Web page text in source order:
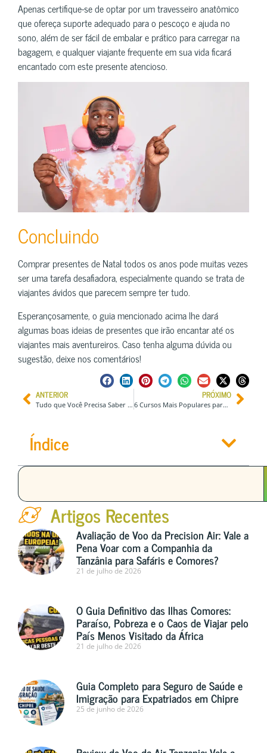
Apenas certifique-se de optar por um travesseiro anatômico
que ofereça suporte adequado para o pescoço e ajuda no
sono, além de ser fácil de embalar e prático para carregar na
bagagem, e qualquer viajante frequente em sua vida ficará
encantado com este presente atencioso.
Concluindo
Comprar presentes de Natal todos os anos pode muitas vezes
ser uma tarefa desafiadora, especialmente quando se trata de
viajantes ávidos que parecem sempre ter tudo.
Esperançosamente, o guia mencionado acima lhe dará
algumas boas ideias de presentes que irão encantar até os
viajantes mais aventureiros. Caso tenha alguma dúvida ou
sugestão, deixe nos comentários!
ANTERIOR
Tudo que Você Precisa Saber Sobre Seguros de Saúde Alemães
PRÓXIMO
6 Cursos Mais Populares para Estudantes em 2024
Índice
Artigos Recentes
Avaliação de Voo da Precision Air: Vale a
Pena Voar com a Companhia da
Tanzânia para Safáris e Comores?
21 de julho de 2026
O Guia Definitivo das Ilhas Comores:
Paraíso, Pobreza e o Caos de Viajar pelo
País Menos Visitado da África
21 de julho de 2026
Guia Completo para Seguro de Saúde e
Imigração para Expatriados em Chipre
25 de junho de 2026